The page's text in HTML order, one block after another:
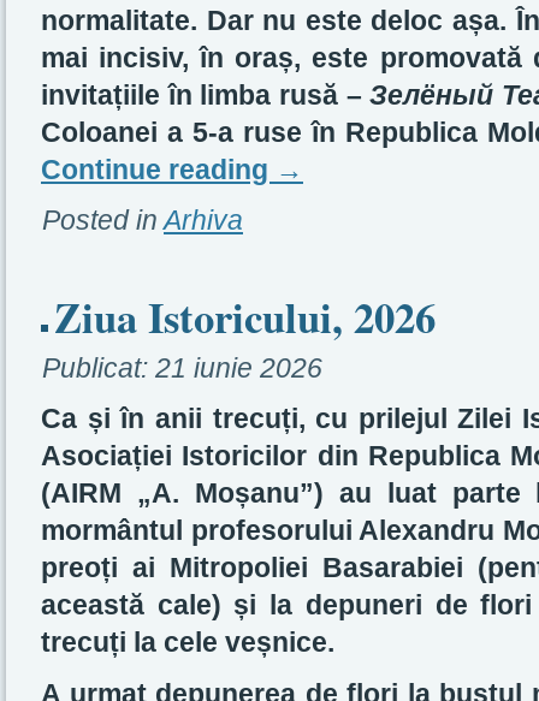
normalitate. Dar nu este deloc așa.
mai incisiv, în oraș, este promovată
invitațiile în limba rusă –Зелёный
Coloanei a 5-a ruse în Republica
Continue reading →
Posted in Arhiva
Ziua Istoricului, 2026
Publicat: 21 iunie 2026
Ca și în anii trecuți, cu prilejul Zilei
Asociației Istoricilor din Republica
(AIRM „A. Moșanu”) au luat
mormântul profesorului Alexandru
preoți ai Mitropoliei Basarabiei
această cale) și la depuneri de
trecuți la cele veșnice.
A urmat depunerea de flori la bustul